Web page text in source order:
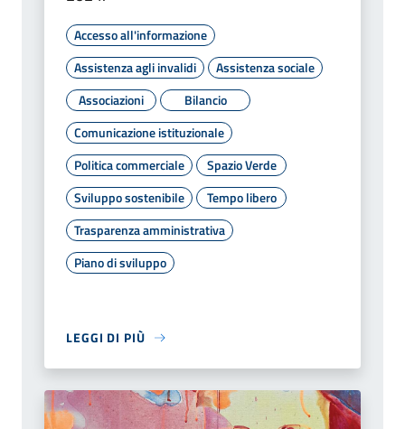
Accesso all'informazione
Assistenza agli invalidi
Assistenza sociale
Associazioni
Bilancio
Comunicazione istituzionale
Politica commerciale
Spazio Verde
Sviluppo sostenibile
Tempo libero
Trasparenza amministrativa
Piano di sviluppo
LEGGI DI PIÙ